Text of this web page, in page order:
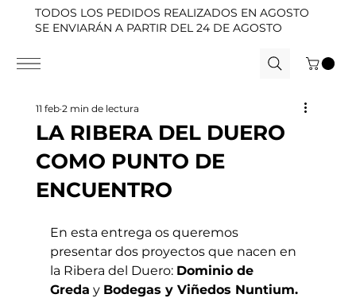
TODOS LOS PEDIDOS REALIZADOS EN AGOSTO
SE ENVIARÁN A PARTIR DEL 24 DE AGOSTO
LA RIBERA DEL DUERO
COMO PUNTO DE
ENCUENTRO
11 feb 2 min de lectura
En esta entrega os queremos
presentar dos proyectos que nacen en
la Ribera del Duero: Dominio de
Greda y Bodegas y Viñedos Nuntium.